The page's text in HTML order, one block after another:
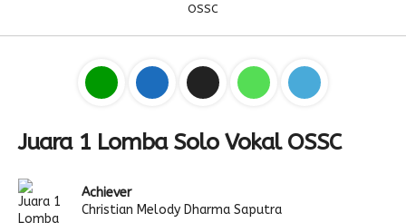
Download
Hubungi Kami
Bulletin
OSSC
Juara 1 Lomba Solo Vokal OSSC
Achiever
Christian Melody Dharma Saputra